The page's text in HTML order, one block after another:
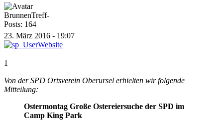
BrunnenTreff-
Posts: 164
23. März 2016 - 19:07
1
Von der SPD Ortsverein Oberursel erhielten wir folgende
Mitteilung:
Ostermontag Große Ostereiersuche der SPD im
Camp King Park